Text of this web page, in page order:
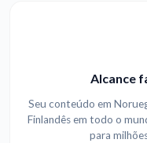
Alcance
Seu conteúdo em
Finlandês em todo o
para